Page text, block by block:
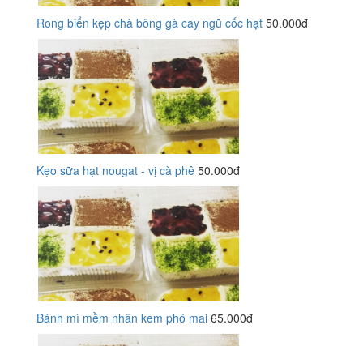
Rong biển kẹp chà bông gà cay ngũ cốc hạt 50.000đ
Kẹo sữa hạt nougat - vị cà phê 50.000đ
Bánh mì mềm nhân kem phô mai 65.000đ